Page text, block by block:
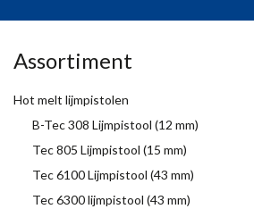
Assortiment
Hot melt lijmpistolen
B-Tec 308 Lijmpistool (12 mm)
Tec 805 Lijmpistool (15 mm)
Tec 6100 Lijmpistool (43 mm)
Tec 6300 lijmpistool (43 mm)